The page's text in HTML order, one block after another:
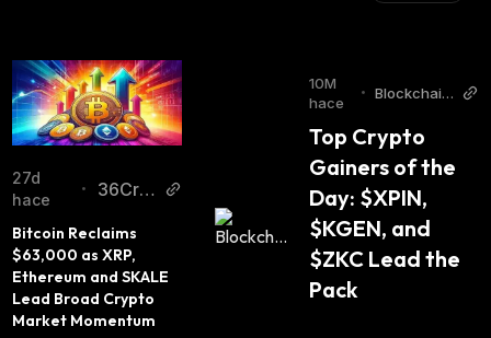
27d
hace
•
36Cry
Bitcoin Reclaims
$63,000 as XRP,
Ethereum and SKALE
Lead Broad Crypto
Market Momentum
10M
hace
•
Blockchain
Top Crypto
Gainers of the
Day: $XPIN,
$KGEN, and
$ZKC Lead the
Pack